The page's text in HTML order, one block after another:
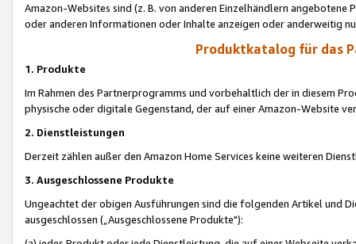
Amazon-Websites sind (z. B. von anderen Einzelhändlern
oder anderen Informationen oder Inhalte anzeigen oder anderweitig
Produktkatalog für das
1. Produkte
Im Rahmen des Partnerprogramms und vorbehaltlich der in diesem
physische oder digitale Gegenstand, der auf einer Amazon-Website
2. Dienstleistungen
Derzeit zählen außer den Amazon Home Services keine weiteren
3. Ausgeschlossene Produkte
Ungeachtet der obigen Ausführungen sind die folgenden Artikel und
ausgeschlossen („Ausgeschlossene Produkte"):